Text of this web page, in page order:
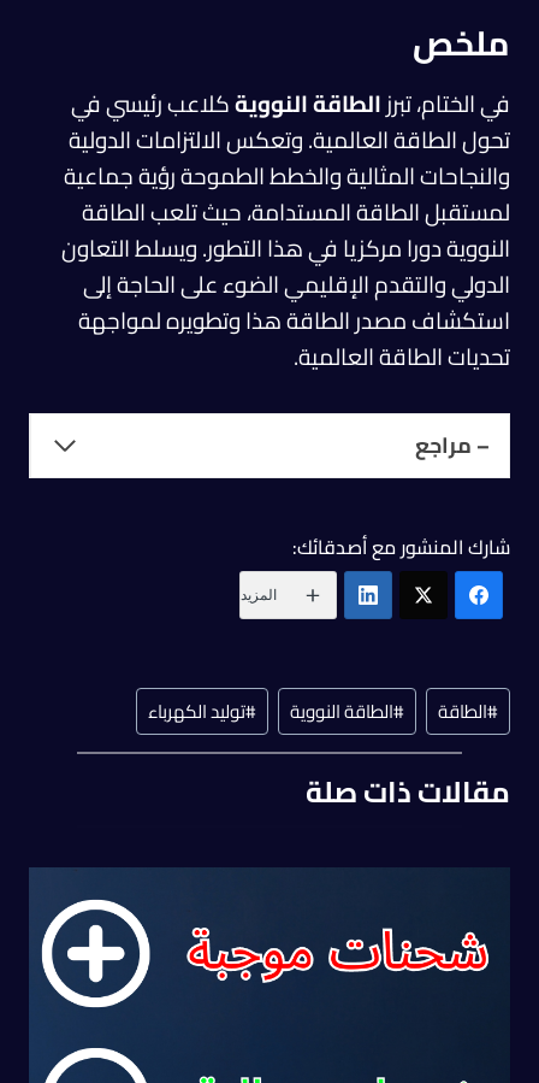
ملخص
في الختام، تبرزالطاقة النوويةكلاعب رئيسي في
تحول الطاقة العالمية. وتعكس الالتزامات الدولية
والنجاحات المثالية والخطط الطموحة رؤية جماعية
لمستقبل الطاقة المستدامة، حيث تلعب الطاقة
النووية دورا مركزيا في هذا التطور. ويسلط التعاون
الدولي والتقدم الإقليمي الضوء على الحاجة إلى
استكشاف مصدر الطاقة هذا وتطويره لمواجهة
تحديات الطاقة العالمية.
– مراجع
شارك المنشور مع أصدقائك:
المزيد
#الطاقة #الطاقة النووية #توليد الكهرباء
مقالات ذات صلة